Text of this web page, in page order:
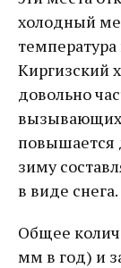
холодный
температура
Киргизский
довольно
вызывающих
повышается
зиму
в виде снега.
Общее
мм в год) и